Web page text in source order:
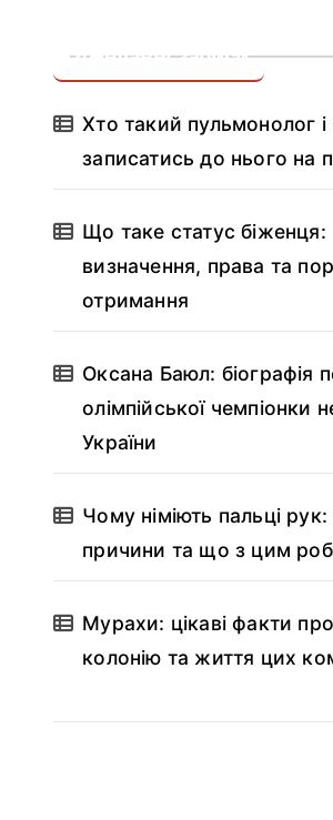
Недавні записи
Хто такий пульмонолог
записатись до нього на
Що таке статус біженця:
визначення, права та
отримання
Оксана Баюл: біографія
олімпійської чемпіонки
України
Чому німіють пальці рук:
причини та що з цим
Мурахи: цікаві факти
колонію та життя цих